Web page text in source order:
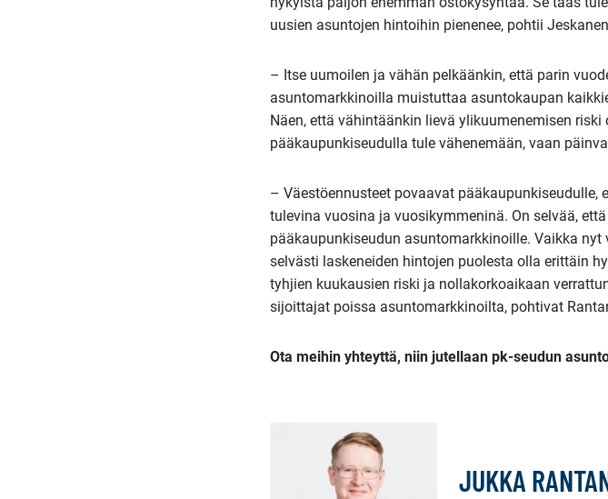
uusien asuntojen hintoihin pienenee, pohtii
– Itse uumoilen ja vähän pelkäänkin, että parin
asuntomarkkinoilla muistuttaa asuntokaupan
Näen, että vähintäänkin lievä ylikuumenemisen
pääkaupunkiseudulla tule vähenemään, vaan
– Väestöennusteet povaavat pääkaupunkiseudulle,
tulevina vuosina ja vuosikymmeninä. On selvää,
pääkaupunkiseudun asuntomarkkinoille. Vaikka
selvästi laskeneiden hintojen puolesta olla erittäin
tyhjien kuukausien riski ja nollakorkoaikaan
sijoittajat poissa asuntomarkkinoilta, pohtivat
Ota meihin yhteyttä, niin jutellaan pk-seudun
JUKKA